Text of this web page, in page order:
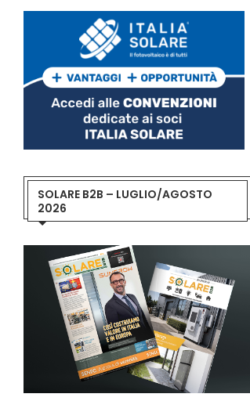
SOLARE B2B – LUGLIO/AGOSTO
2026